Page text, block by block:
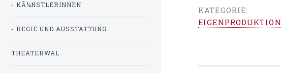
KATEGORIE:
EIGENPRODUKTION
- KÃ¼NSTLERINNEN
- REGIE UND AUSSTATTUNG
THEATERWAL